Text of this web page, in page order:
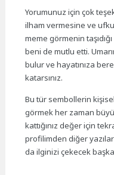
Yorumunuz için çok
ilham vermesine ve
meme görmenin
beni de mutlu etti.
bulur ve hayatınıza
katarsınız.
Bu tür sembollerin
görmek her zaman
kattığınız değer için
profilimden diğer
da ilginizi çekecek